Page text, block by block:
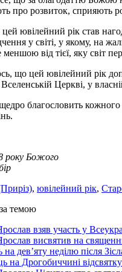
про розвиток, сприяють
ювілейний рік став
у світі, у якому, на
від тієї, яку світ
що цей ювілейний рік
Церкві, у
благословить
року Божого
, ювілейний рік,
за темою
взяв участь у
висвятив на
на дев’яту неділю після
на Дрогобиччині